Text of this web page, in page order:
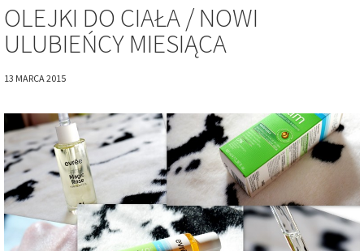
OLEJKI DO CIAŁA / NOWI
ULUBIEŃCY MIESIĄCA
13 MARCA 2015